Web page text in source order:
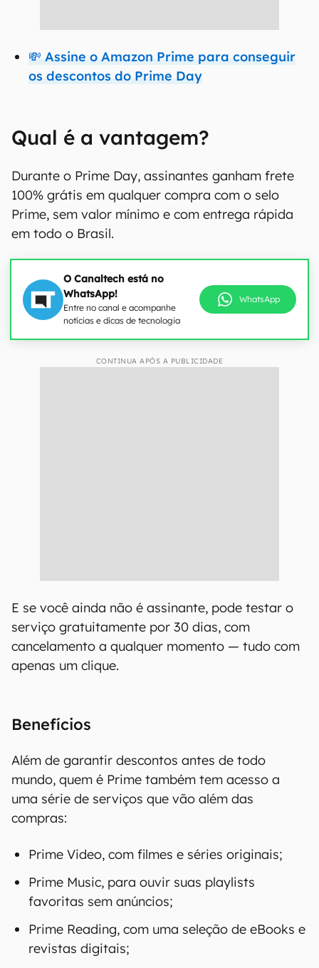
💸 Assine o Amazon Prime para conseguir
os descontos do Prime Day
Qual é a vantagem?
Durante o Prime Day, assinantes ganham frete
100% grátis em qualquer compra com o selo
Prime, sem valor mínimo e com entrega rápida
em todo o Brasil.
O Canaltech está no
WhatsApp!
Entre no canal e acompanhe
notícias e dicas de tecnologia
WhatsApp
CONTINUA APÓS A PUBLICIDADE
E se você ainda não é assinante, pode testar o
serviço gratuitamente por 30 dias, com
cancelamento a qualquer momento — tudo com
apenas um clique.
Benefícios
Além de garantir descontos antes de todo
mundo, quem é Prime também tem acesso a
uma série de serviços que vão além das
compras:
Prime Video, com filmes e séries originais;
Prime Music, para ouvir suas playlists
favoritas sem anúncios;
Prime Reading, com uma seleção de eBooks e
revistas digitais;